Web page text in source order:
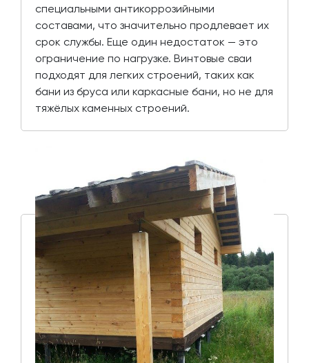
специальными антикоррозийными
составами, что значительно продлевает их
срок службы. Еще один недостаток — это
ограничение по нагрузке. Винтовые сваи
подходят для легких строений, таких как
бани из бруса или каркасные бани, но не для
тяжёлых каменных строений.